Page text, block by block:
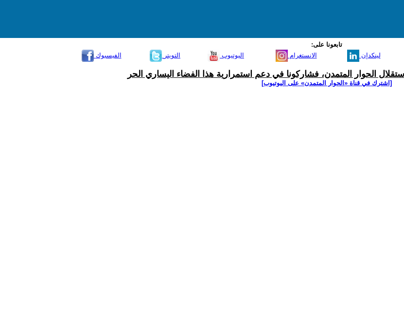
تابعونا على:
الفيسبوك
التويتر اليوتيوب الانستغرام لينكدإن
الحوار المتمدن، فشاركونا في دعم استمرارية هذا الفضاء اليساري الحر
[اشترك في قناة ‫«الحوار المتمدن» على اليوتيوب]